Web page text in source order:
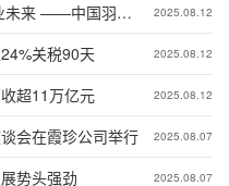
未来 ——中国羽协
议在安徽宣城顺利
2025.08.12
关税90天 2025.08.12
超11万亿元 2025.08.12
会在霞珍公司举行 2025.08.07
势头强劲 2025.08.07